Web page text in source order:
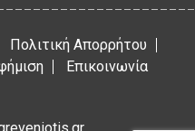
Πολιτική Απορρήτου
Επικοινωνία